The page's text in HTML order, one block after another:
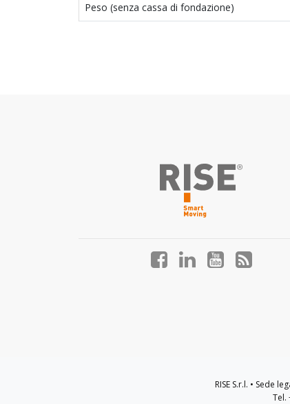
Peso (senza cassa di fondazione)
FacebookLinkedIn YouTube
RISE S.r.l. • Sede
Tel.